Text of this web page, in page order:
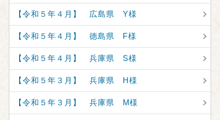
【令和５年４月】 広島県 Y様
【令和５年４月】 徳島県 F様
【令和５年４月】 兵庫県 S様
【令和５年３月】 兵庫県 H様
【令和５年３月】 兵庫県 M様